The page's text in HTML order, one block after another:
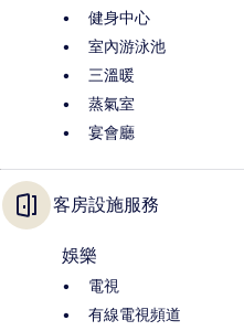
健身中心
室內游泳池
三溫暖
蒸氣室
宴會廳
客房設施服務
娛樂
電視
有線電視頻道